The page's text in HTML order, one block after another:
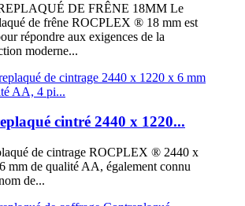
DE FRÊNE 18MM Le
de frêne ROCPLEX ® 18 mm est
répondre aux exigences de la
moderne...
cintré 2440 x 1220...
de cintrage ROCPLEX ® 2440 x
mm de qualité AA, également connu
de...